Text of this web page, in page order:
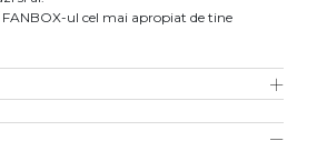
FANBOX-ul cel mai apropiat de tine